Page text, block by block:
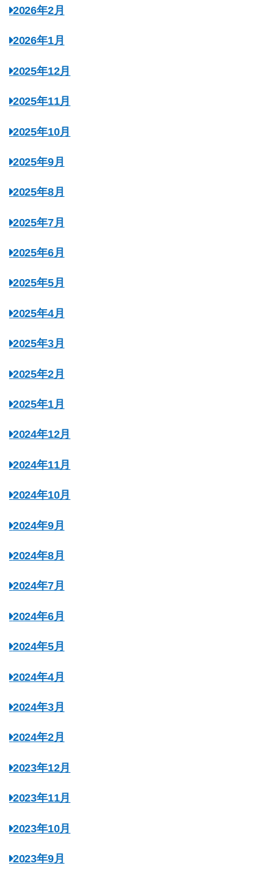
2026年2月
2026年1月
2025年12月
2025年11月
2025年10月
2025年9月
2025年8月
2025年7月
2025年6月
2025年5月
2025年4月
2025年3月
2025年2月
2025年1月
2024年12月
2024年11月
2024年10月
2024年9月
2024年8月
2024年7月
2024年6月
2024年5月
2024年4月
2024年3月
2024年2月
2023年12月
2023年11月
2023年10月
2023年9月